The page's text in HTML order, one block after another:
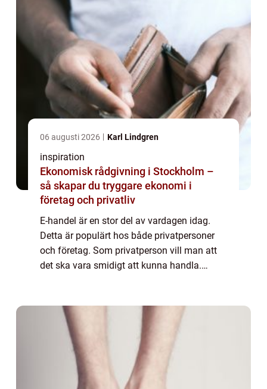
06 augusti 2026 Karl Lindgren
inspiration
Ekonomisk rådgivning i Stockholm –
så skapar du tryggare ekonomi i
företag och privatliv
E-handel är en stor del av vardagen idag.
Detta är populärt hos både privatpersoner
och företag. Som privatperson vill man att
det ska vara smidigt att kunna handla.